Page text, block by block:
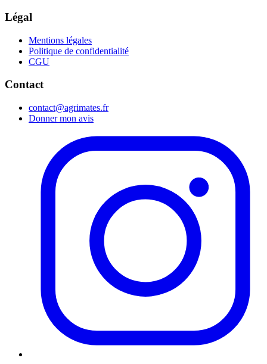
Légal
Mentions légales
Politique de confidentialité
CGU
Contact
contact@agrimates.fr
Donner mon avis